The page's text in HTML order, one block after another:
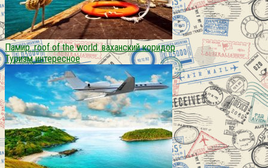
Памир. roof of the world. ваханский коридор
Туризм интересное